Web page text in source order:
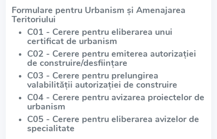
Formulare pentru Urbanism și Amenajarea
Teritoriului
C01 - Cerere pentru eliberarea unui
certificat de urbanism
C02 - Cerere pentru emiterea autorizației
de construire/desființare
C03 - Cerere pentru prelungirea
valabilității autorizației de construire
C04 - Cerere pentru avizarea proiectelor de
urbanism
C05 - Cerere pentru eliberarea avizelor de
specialitate